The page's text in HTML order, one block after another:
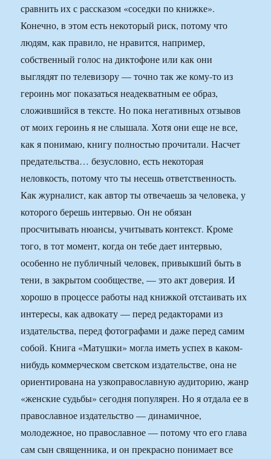
сравнить их с рассказом «соседки по книжке».
Конечно, в этом есть некоторый риск, потому что
людям, как правило, не нравится, например,
собственный голос на диктофоне или как они
выглядят по телевизору — точно так же кому-то из
героинь мог показаться неадекватным ее образ,
сложившийся в тексте. Но пока негативных отзывов
от моих героинь я не слышала. Хотя они еще не все,
как я понимаю, книгу полностью прочитали. Насчет
предательства… безусловно, есть некоторая
неловкость, потому что ты несешь ответственность.
Как журналист, как автор ты отвечаешь за человека, у
которого берешь интервью. Он не обязан
просчитывать нюансы, учитывать контекст. Кроме
того, в тот момент, когда он тебе дает интервью,
особенно не публичный человек, привыкший быть в
тени, в закрытом сообществе, — это акт доверия. И
хорошо в процессе работы над книжкой отстаивать их
интересы, как адвокату — перед редакторами из
издательства, перед фотографами и даже перед самим
собой. Книга «Матушки» могла иметь успех в каком-
нибудь коммерческом светском издательстве, она не
ориентирована на узкоправославную аудиторию, жанр
«женские судьбы» сегодня популярен. Но я отдала ее в
православное издательство — динамичное,
молодежное, но православное — потому что его глава
сам сын священника, и он прекрасно понимает все